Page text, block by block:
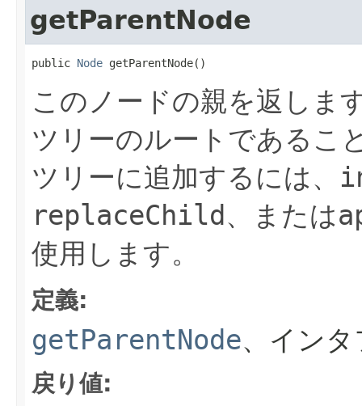
getParentNode
public Node getParentNode()
このノードの親を返しま
ツリーのルートであるこ
ツリーに追加するには、
replaceChild、または
使用します。
定義:
getParentNode、イン
戻り値: